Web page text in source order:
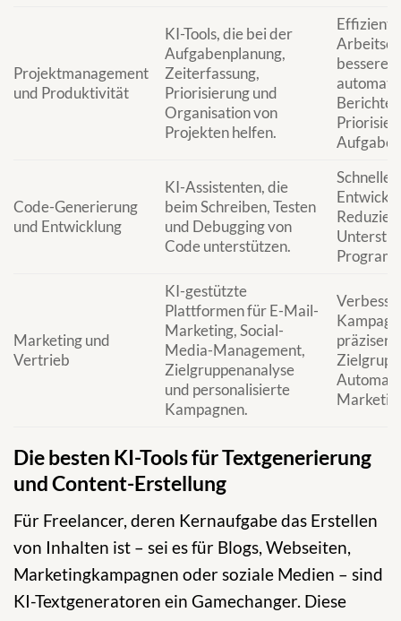
Projektmanagement
und Produktivität
KI-Tools, die bei der
Aufgabenplanung,
Zeiterfassung,
Priorisierung und
Organisation von
Projekten helfen.
bessere
Code-Generierung
und Entwicklung
KI-Assistenten, die
beim Schreiben, Testen
und Debugging von
Code unterstützen.
Marketing und
Vertrieb
KI-gestützte
Plattformen für E-Mail-
Marketing, Social-
Media-Management,
Zielgruppenanalyse
und personalisierte
Kampagnen.
präzisere
Die besten KI-Tools für Textgenerierung
und Content-Erstellung
Für Freelancer, deren Kernaufgabe das Erstellen
von Inhalten ist – sei es für Blogs, Webseiten,
Marketingkampagnen oder soziale Medien – sind
KI-Textgeneratoren ein Gamechanger. Diese